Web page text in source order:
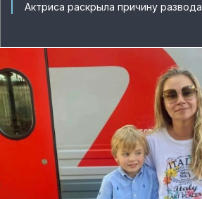
Актриса раскрыла причину развода